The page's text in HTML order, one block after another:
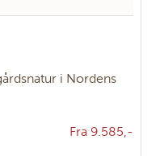
i Nordens
Fra 9.585,-